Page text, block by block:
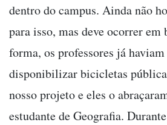
dentro do campus. Ainda não
para isso, mas deve ocorrer em
forma, os professores já
disponibilizar bicicletas
nosso projeto e eles o
estudante de Geografia.